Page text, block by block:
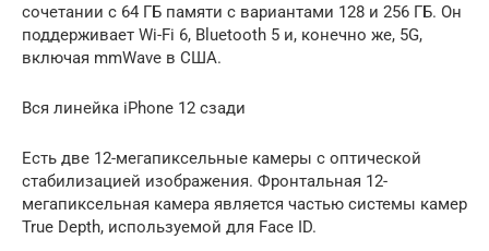
сочетании с 64 ГБ памяти с вариантами 128 и 256 ГБ. Он
поддерживает Wi-Fi 6, Bluetooth 5 и, конечно же, 5G,
включая mmWave в США.
Вся линейка iPhone 12 сзади
Есть две 12-мегапиксельные камеры с оптической
стабилизацией изображения. Фронтальная 12-
мегапиксельная камера является частью системы камер
True Depth, используемой для Face ID.